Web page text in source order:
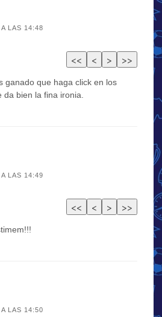
LAS 14:48
ganado que haga click en los
bien la fina ironia.
LAS 14:49
LAS 14:50